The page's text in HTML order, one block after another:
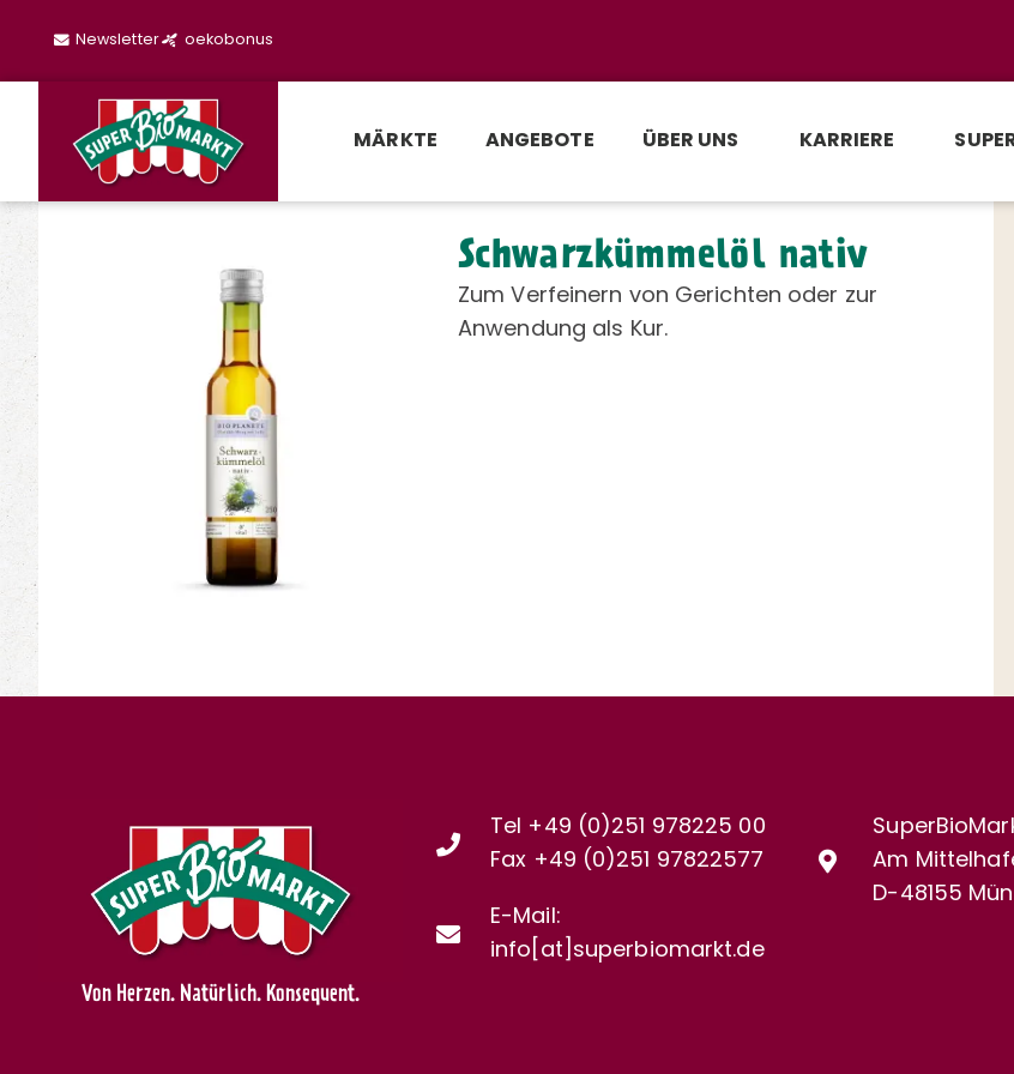
Newsletter oekobonus
MÄRKTE ANGEBOTE ÜBER UNS KARRIERE
Schwarzkümmelöl nativ
Zum Verfeinern von Gerichten oder zur
Anwendung als Kur.
Von Herzen. Natürlich. Konsequent.
Tel +49 (0)251 978225 00
Fax +49 (0)251 97822577
E-Mail:
info[at]superbiomarkt.de
Am
D-48155